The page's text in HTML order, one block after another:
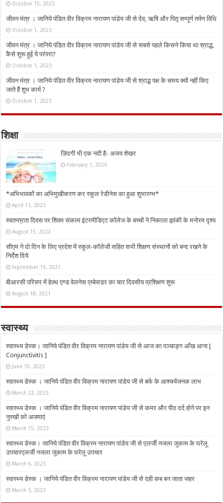
October 15, 2023
जीवन मंत्र । जानिये पंडित वीर विक्रम नारायण पांडेय जी से देव, ऋषि और पितृ सम्पूर्ण तर्पण विधि
October 1, 2023
जीवन मंत्र । जानिये पंडित वीर विक्रम नारायण पांडेय जी से सबसे पहले किसने किया था श्राद्ध,
कैसे शुरू हुई ये परंपरा?
October 1, 2023
जीवन मंत्र । जानिये पंडित वीर विक्रम नारायण पांडेय जी से श्राद्ध पक्ष के समय क्यों नहीं किए
जाते हैं शुभ कार्य ?
October 1, 2023
शिक्षा
ज़िंदगी भी एक नदी है- अजय शेखर
February 1, 2026
*अभिभावकों का अभिमुखीकरण कर स्कूल रेडीनेस का हुआ शुभारम्भ*
April 11, 2023
स्वतन्त्रता दिवस पर शिवम संकल्प इंटरमीडिएट कॉलेज के बच्चों ने निकाला झांकी के मनोरम दृश्य
August 15, 2022
सीएम ने दो दिन के लिए प्रदेश में स्कूल-कॉलेजों सहित सभी शिक्षण संस्थानों को बन्द रखने के
निर्देश दिये
September 16, 2021
बीआरसी परिसर में हेल्थ एण्ड वेलनेस एम्बेसडर का चार दिवसीय प्रशिक्षण शुरू
August 18, 2021
स्वास्थ्य
स्वास्थ्य डेस्क। जानिये पंडित वीर विक्रम नारायण पांडेय जी से आज का पञ्चाङ्ग आँख आना [
Conjunctivitis ]
June 10, 2023
स्वास्थ्य डेस्क । जानिये पंडित वीर विक्रम नारायण पांडेय जी से बर्फ के आश्चर्यजनक लाभ
March 22, 2023
स्वास्थ्य डेस्क । जानिये पंडित वीर विक्रम नारायण पांडेय जी से कमर और पीठ दर्द होने पर इन
नुस्‍खों को अजमाएं
March 15, 2023
स्वास्थ्य डेस्क। जानिये पंडित वीर विक्रम नारायण पांडेय जी से एलर्जी नजला जुकाम के घरेलू
उपचारएलर्जी नजला जुकाम के घरेलू उपचार
March 6, 2023
स्वास्थ्य डेस्क । जानिये पंडित वीर विक्रम नारायण पांडेय जी से दही कब बन जाता जहर
March 3, 2023